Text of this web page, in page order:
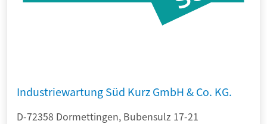
Industriewartung Süd Kurz GmbH & Co. KG.
D-72358 Dormettingen, Bubensulz 17-21